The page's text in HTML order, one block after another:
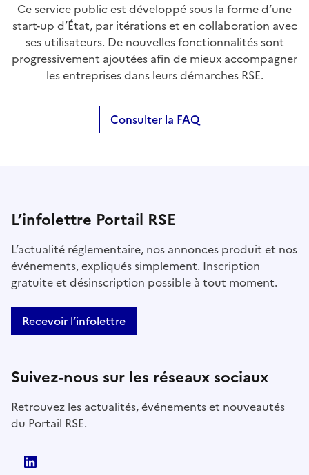
Ce service public est développé sous la forme d’une
start-up d’État, par itérations et en collaboration avec
ses utilisateurs. De nouvelles fonctionnalités sont
progressivement ajoutées afin de mieux accompagner
les entreprises dans leurs démarches RSE.
Consulter la FAQ
L’infolettre Portail RSE
L’actualité réglementaire, nos annonces produit et nos
événements, expliqués simplement. Inscription
gratuite et désinscription possible à tout moment.
Recevoir l’infolettre
Suivez-nous sur les réseaux sociaux
Retrouvez les actualités, événements et nouveautés
du Portail RSE.